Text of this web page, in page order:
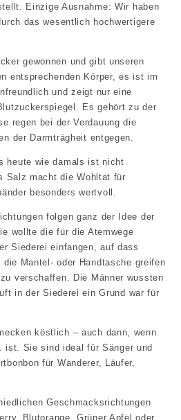
Einzige Ausnahme: Wir haben
das wesentlich hochwertigere
gewonnen und gibt unseren
entsprechenden Körper, es ist im
und zeigt nur eine
Es gehört zu der
regen bei der Verdauung die
der Darmträgheit entgegen.
heute wie damals ist nicht
Salz macht die Wohltat für
besonders wertvoll.
folgen ganz der Idee der
wollte die für die Atemwege
Siederei einfangen, auf dass
Mantel- oder Handtasche greifen
verschaffen. Die Männer wussten
in der Siederei ein Grund war für
köstlich – auch dann, wenn
ist. Sie sind ideal für Sänger und
für Wanderer, Läufer,
Geschmacksrichtungen
Blutorange, Grüner Apfel oder